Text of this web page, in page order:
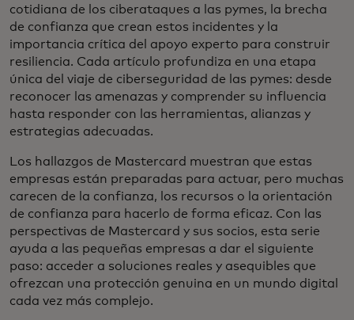
cotidiana de los ciberataques a las pymes, la brecha
de confianza que crean estos incidentes y la
importancia crítica del apoyo experto para construir
resiliencia. Cada artículo profundiza en una etapa
única del viaje de ciberseguridad de las pymes: desde
reconocer las amenazas y comprender su influencia
hasta responder con las herramientas, alianzas y
estrategias adecuadas.
Los hallazgos de Mastercard muestran que estas
empresas están preparadas para actuar, pero muchas
carecen de la confianza, los recursos o la orientación
de confianza para hacerlo de forma eficaz. Con las
perspectivas de Mastercard y sus socios, esta serie
ayuda a las pequeñas empresas a dar el siguiente
paso: acceder a soluciones reales y asequibles que
ofrezcan una protección genuina en un mundo digital
cada vez más complejo.